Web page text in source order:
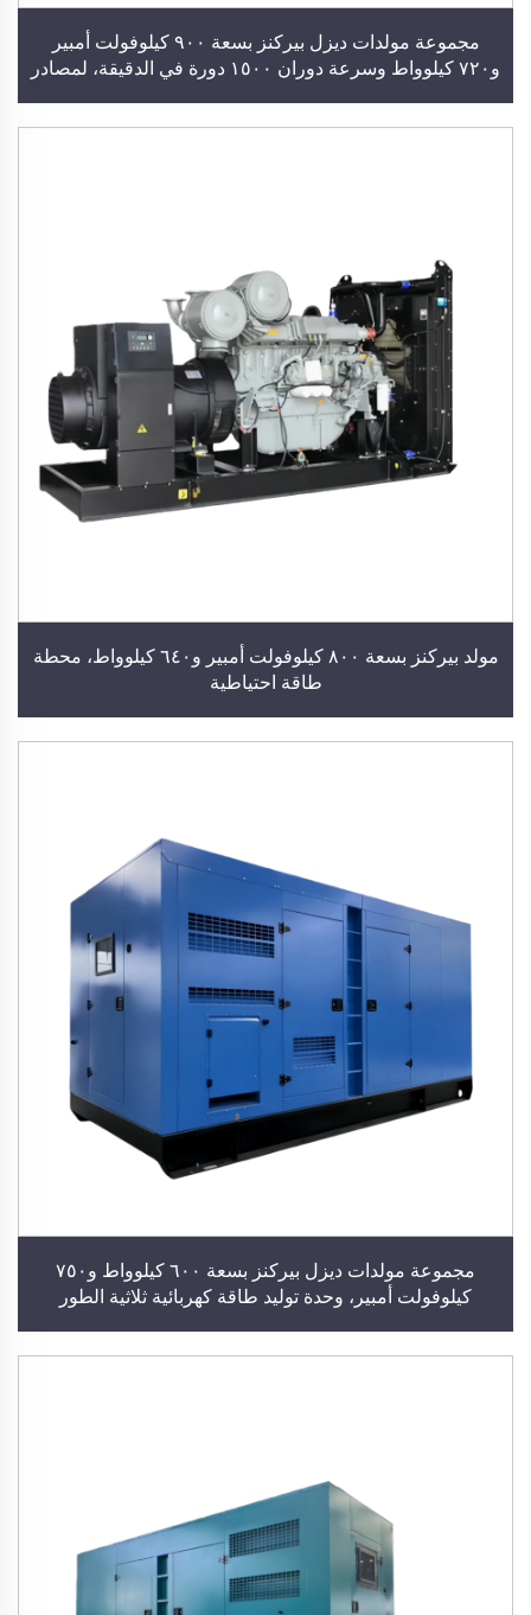
مجموعة مولدات ديزل بيركنز بسعة ٩٠٠ كيلوفولت أمبير
و٧٢٠ كيلوواط وسرعة دوران ١٥٠٠ دورة في الدقيقة، لمصادر
مولد بيركنز بسعة ٨٠٠ كيلوفولت أمبير و٦٤٠ كيلوواط، محطة
طاقة احتياطية
مجموعة مولدات ديزل بيركنز بسعة ٦٠٠ كيلوواط و٧٥٠
كيلوفولت أمبير، وحدة توليد طاقة كهربائية ثلاثية الطور